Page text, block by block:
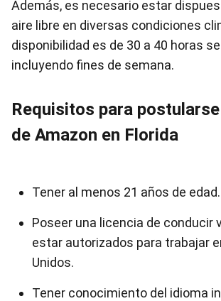
Además, es necesario estar
aire libre en diversas condiciones
disponibilidad es de 30 a 40 horas
incluyendo fines de semana.
Requisitos para
de Amazon en Florida
Tener al menos 21 años de edad.
Poseer una licencia de conducir
estar autorizados para trabajar
Unidos.
Tener conocimiento del idioma